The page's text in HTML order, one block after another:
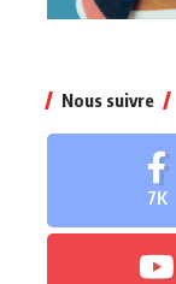
Nous suivre
7K